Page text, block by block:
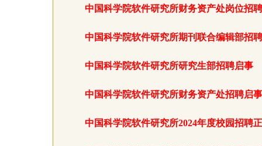
中国科学院软件研究所财务资产处岗位招
中国科学院软件研究所期刊联合编辑部招
中国科学院软件研究所研究生部招聘启事
中国科学院软件研究所财务资产处招聘启事
中国科学院软件研究所2024年度校园招聘